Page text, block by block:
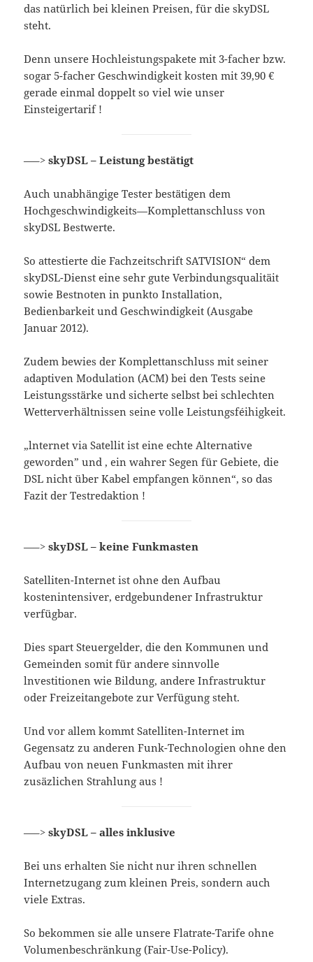
das natürlich bei kleinen Preisen, für die skyDSL
steht.
Denn unsere Hochleistungspakete mit 3-facher bzw.
sogar 5-facher Geschwindigkeit kosten mit 39,90 €
gerade einmal doppelt so viel wie unser
Einsteigertarif !
—–>skyDSL – Leistung bestätigt
Auch unabhängige Tester bestätigen dem
Hochgeschwindigkeits—Komplettanschluss von
skyDSL Bestwerte.
So attestierte die Fachzeitschrift SATVISION“ dem
skyDSL-Dienst eine sehr gute Verbindungsqualitäit
sowie Bestnoten in punkto Installation,
Bedienbarkeit und Geschwindigkeit (Ausgabe
Januar 2012).
Zudem bewies der Komplettanschluss mit seiner
adaptiven Modulation (ACM) bei den Tests seine
Leistungsstärke und sicherte selbst bei schlechten
Wetterverhältnissen seine volle Leistungsféihigkeit.
„lnternet via Satellit ist eine echte Alternative
geworden” und , ein wahrer Segen für Gebiete, die
DSL nicht über Kabel empfangen können“, so das
Fazit der Testredaktion !
—–>skyDSL – keine Funkmasten
Satelliten-Internet ist ohne den Aufbau
kostenintensiver, erdgebundener Infrastruktur
verfügbar.
Dies spart Steuergelder, die den Kommunen und
Gemeinden somit für andere sinnvolle
lnvestitionen wie Bildung, andere Infrastruktur
oder Freizeitangebote zur Verfügung steht.
Und vor allem kommt Satelliten-Internet im
Gegensatz zu anderen Funk-Technologien ohne den
Aufbau von neuen Funkmasten mit ihrer
zusäzlichen Strahlung aus !
—–>skyDSL – alles inklusive
Bei uns erhalten Sie nicht nur ihren schnellen
Internetzugang zum kleinen Preis, sondern auch
viele Extras.
So bekommen sie alle unsere Flatrate-Tarife ohne
Volumenbeschränkung (Fair-Use-Policy).